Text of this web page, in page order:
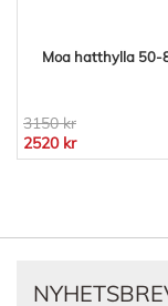
Moa hatthylla 50-
3150 kr
2520 kr